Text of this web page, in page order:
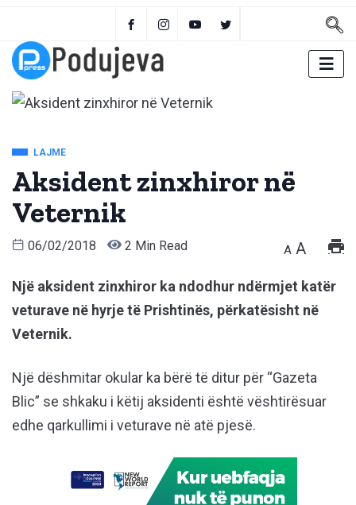
LAJME
Aksident zinxhiror në
Veternik
06/02/2018 2 Min Read A A
Një aksident zinxhiror ka ndodhur ndërmjet katër
veturave në hyrje të Prishtinës, përkatësisht në
Veternik.
Një dëshmitar okular ka bërë të ditur për “Gazeta
Blic” se shkaku i këtij aksidenti është vështirësuar
edhe qarkullimi i veturave në atë pjesë.